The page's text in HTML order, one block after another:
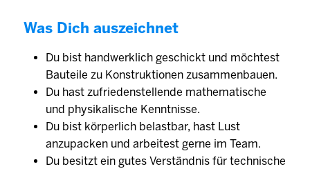
Was Dich auszeichnet
Du bist handwerklich geschickt und möchtest
Bauteile zu Konstruktionen zusammenbauen.
Du hast zufriedenstellende mathematische
und physikalische Kenntnisse.
Du bist körperlich belastbar, hast Lust
anzupacken und arbeitest gerne im Team.
Du besitzt ein gutes Verständnis für technische